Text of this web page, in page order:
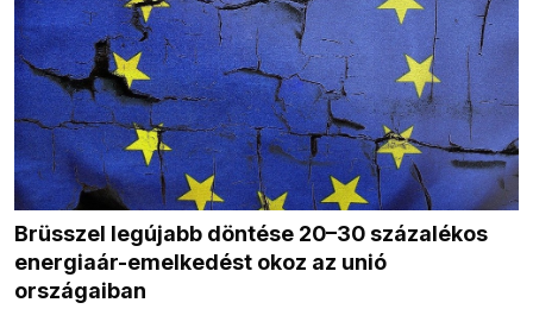
Brüsszel legújabb döntése 20–30 százalékos
energiaár-emelkedést okoz az unió
országaiban